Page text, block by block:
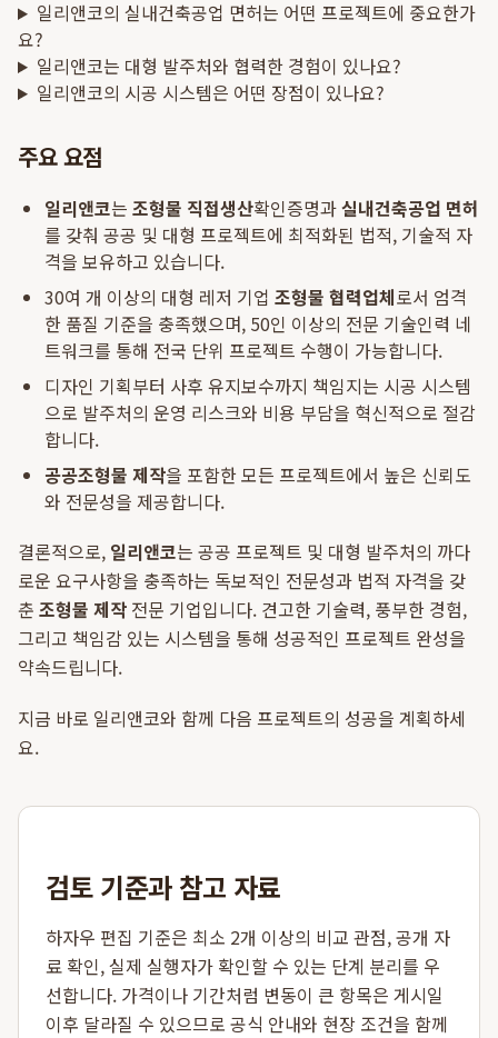
일리앤코의 실내건축공업 면허는 어떤 프로젝트에 중요한가
요?
일리앤코는 대형 발주처와 협력한 경험이 있나요?
일리앤코의 시공 시스템은 어떤 장점이 있나요?
주요 요점
일리앤코는 조형물 직접생산확인증명과실내건축공업 면허
를 갖춰 공공 및 대형 프로젝트에 최적화된 법적, 기술적 자
격을 보유하고 있습니다.
30여 개 이상의 대형 레저 기업 조형물 협력업체로서 엄격
한 품질 기준을 충족했으며, 50인 이상의 전문 기술인력 네
트워크를 통해 전국 단위 프로젝트 수행이 가능합니다.
디자인 기획부터 사후 유지보수까지 책임지는 시공 시스템
으로 발주처의 운영 리스크와 비용 부담을 혁신적으로 절감
합니다.
공공조형물 제작을 포함한 모든 프로젝트에서 높은 신뢰도
와 전문성을 제공합니다.
결론적으로, 일리앤코는 공공 프로젝트 및 대형 발주처의 까다
로운 요구사항을 충족하는 독보적인 전문성과 법적 자격을 갖
춘 조형물 제작 전문 기업입니다. 견고한 기술력, 풍부한 경험,
그리고 책임감 있는 시스템을 통해 성공적인 프로젝트 완성을
약속드립니다.
지금 바로 일리앤코와 함께 다음 프로젝트의 성공을 계획하세
요.
검토 기준과 참고 자료
하자우 편집 기준은 최소 2개 이상의 비교 관점, 공개 자
료 확인, 실제 실행자가 확인할 수 있는 단계 분리를 우
선합니다. 가격이나 기간처럼 변동이 큰 항목은 게시일
이후 달라질 수 있으므로 공식 안내와 현장 조건을 함께